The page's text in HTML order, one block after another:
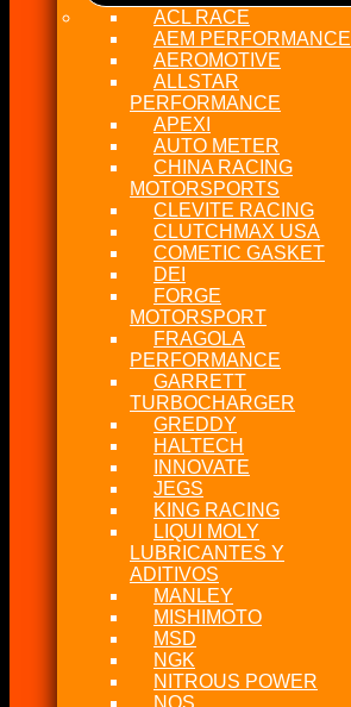
ACL RACE
AEM PERFORMANCE
AEROMOTIVE
ALLSTAR
PERFORMANCE
APEXI
AUTO METER
CHINA RACING
MOTORSPORTS
CLEVITE RACING
CLUTCHMAX USA
COMETIC GASKET
DEI
FORGE
MOTORSPORT
FRAGOLA
PERFORMANCE
GARRETT
TURBOCHARGER
GREDDY
HALTECH
INNOVATE
JEGS
KING RACING
LIQUI MOLY
LUBRICANTES Y
ADITIVOS
MANLEY
MISHIMOTO
MSD
NGK
NITROUS POWER
NOS